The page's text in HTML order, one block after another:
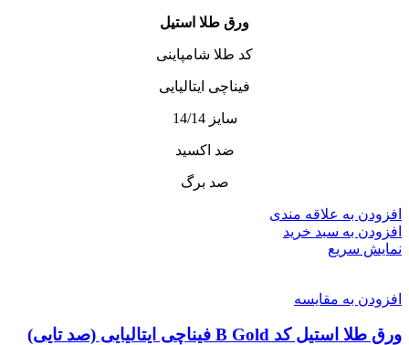
ورق طلا استیل
کد طلا شامپاینی
فیناچی ایتالیایی
سایز 14/14
ضد اکسید
صد برگ
افزودن به علاقه مندی
افزودن به سبد خرید
نمایش سریع
افزودن به مقایسه
ورق طلا استیل کد B Gold فیناچی ایتالیایی (صد تایی)